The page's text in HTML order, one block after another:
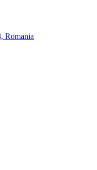
Romania